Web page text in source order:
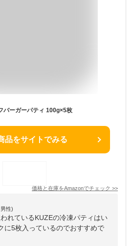
バーガーパティ 100g×5枚
品をサイトでみる
価格と在庫をAmazonでチェック >>
性)
れているKUZEの冷凍パティはい
に5枚入っているのでおすすめで